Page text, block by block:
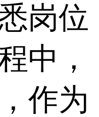
岗位
中，
作为